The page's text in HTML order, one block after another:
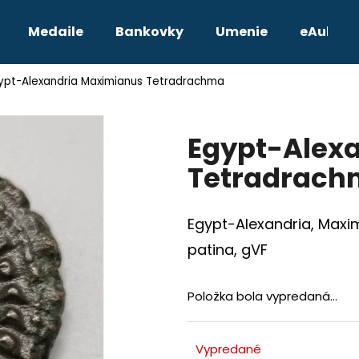
Medaile Bankovky Umenie eAukcie
Alexandria Maximianus Tetradrachma
Egypt-
Egypt-Alexandria,
patina, gVF
Položka bola vypredaná…
Vypredané
Čo potrebujete nájsť?
HĽADAŤ
PTOLEMAIOS VI. JOZEF II. 3